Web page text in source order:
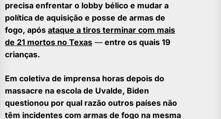
precisa enfrentar o lobby bélico e mudar a
política de aquisição e posse de armas de
fogo, após ataque a tiros terminar com mais
de 21 mortos no Texas — entre os quais 19
crianças.
Em coletiva de imprensa horas depois do
massacre na escola de Uvalde, Biden
questionou por qual razão outros países não
têm incidentes com armas de fogo na mesma